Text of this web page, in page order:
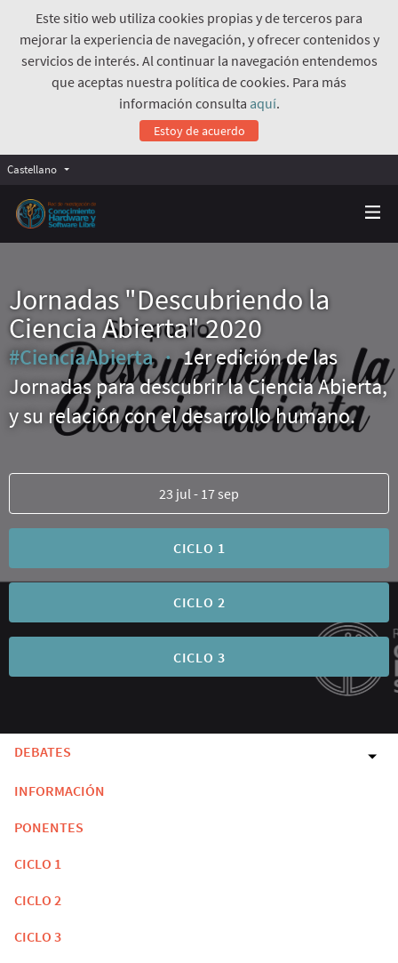
Este sitio web utiliza cookies propias y de terceros para
mejorar la experiencia de navegación, y ofrecer contenidos y
servicios de interés. Al continuar la navegación entendemos
que aceptas nuestra política de cookies. Para más
información consulta aquí.
Estoy de acuerdo
Castellano
Jornadas "Descubriendo la
Ciencia Abierta" 2020
#CienciaAbierta
1er edición de las
Jornadas para descubrir la Ciencia Abierta,
y su relación con el desarrollo humano.
23 jul - 17 sep
CICLO 1
CICLO 2
CICLO 3
DEBATES
INFORMACIÓN
PONENTES
CICLO 1
CICLO 2
CICLO 3